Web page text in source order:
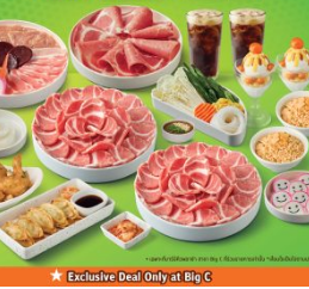
GON BUFFET 3 ทุ่ม
Promotion